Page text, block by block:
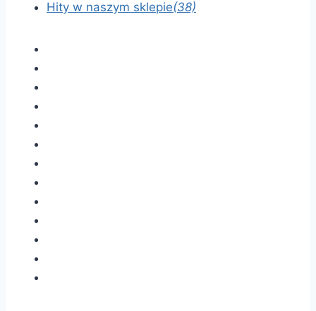
Hity w naszym sklepie(38)